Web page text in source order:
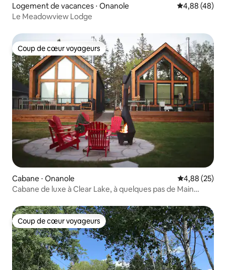
Logement de vacances ⋅ Onanole Évaluation
4,88 (48)
Le Meadowview Lodge
Coup de cœur voyageurs
Coup de cœur voyageurs
Cabane ⋅ Onanole Évaluation
4,88 (25)
Cabane de luxe à Clear Lake, à quelques pas de Main
Coup de cœur voyageurs
Coup de cœur voyageurs